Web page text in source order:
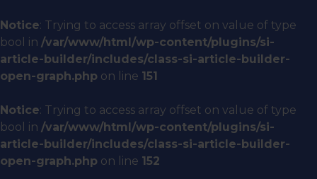
Notice: Trying to access array offset on value of type
bool in /var/www/html/wp-content/plugins/si-
article-builder/includes/class-si-article-builder-
open-graph.php on line 151
Notice: Trying to access array offset on value of type
bool in /var/www/html/wp-content/plugins/si-
article-builder/includes/class-si-article-builder-
open-graph.php on line 152